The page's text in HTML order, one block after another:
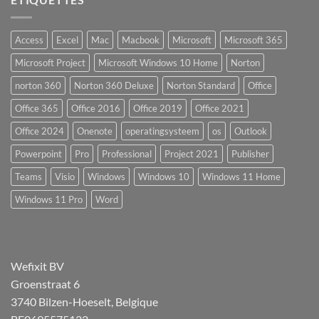
Access Excel Mac Macbook Microsoft
Microsoft 365
Microsoft Project
Microsoft Windows 10 Home
Norton
norton 360
Norton 360 Deluxe Norton Standard
Office
Office 365
Office 2016 Office 2019
Office 2021
Office 2024
Onenote operatingsysteem os
Outlook
Powerpoint
Pro Professional Project 2021
Publisher
Teams
Visio Windows Windows 10
Windows 11 Home
Windows 11 Pro
Word
Wefixit BV
Groenstraat 6
3740 Bilzen-Hoeselt, Belgique